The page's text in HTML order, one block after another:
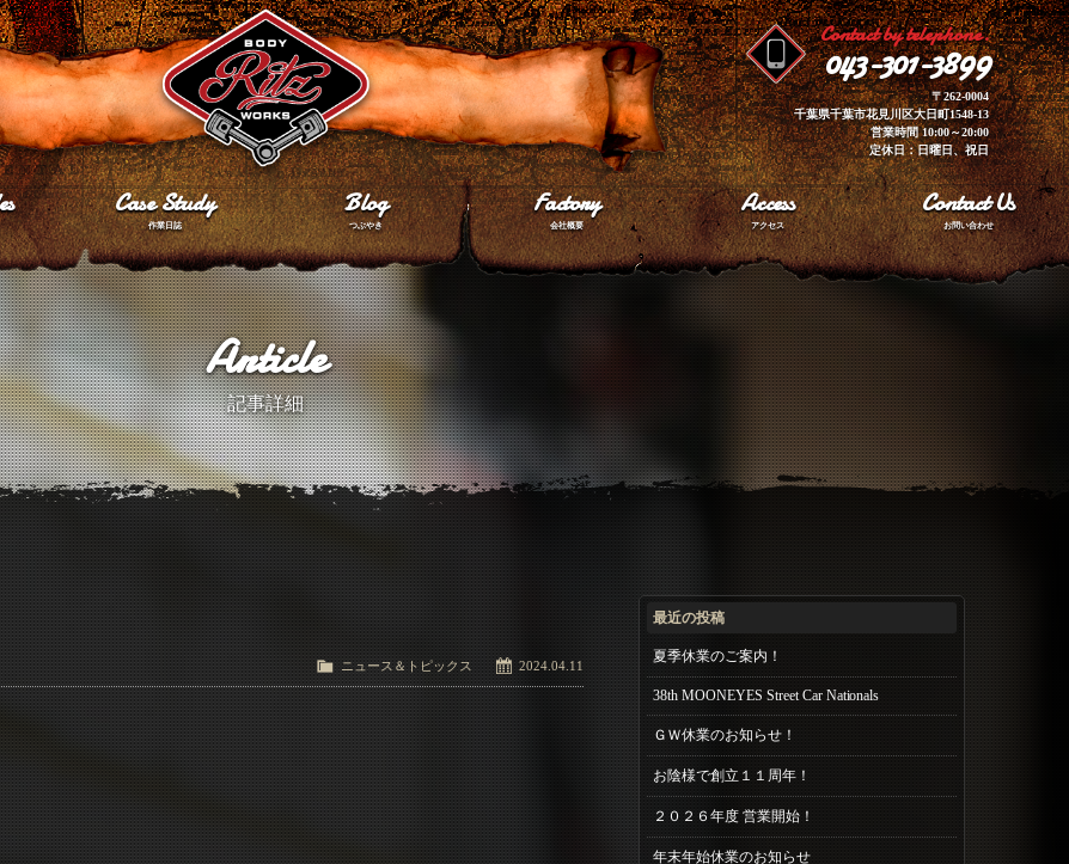
Contact by telephone.
043-301-3899
〒262-0004
千葉県千葉市花見川区大日町1548-13
営業時間 10:00～20:00
定休日：日曜日、祝日
Case Study
作業日誌
Blog
つぶやき
Factory
会社概要
Access
アクセス
Contact Us
お問い合わせ
Article
記事詳細
2024.04.11
ニュース＆トピックス
最近の投稿
夏季休業のご案内！
38th MOONEYES Street Car Nationals
ＧＷ休業のお知らせ！
お陰様で創立１１周年！
２０２６年度 営業開始！
年末年始休業のお知らせ